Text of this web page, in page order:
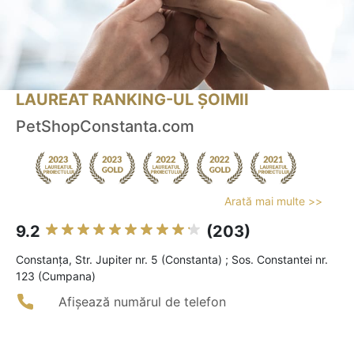
LAUREAT RANKING-UL ȘOIMII
PetShopConstanta.com
Arată mai multe >>
9.2 (203)
Constanţa, Str. Jupiter nr. 5 (Constanta) ; Sos. Constantei nr.
123 (Cumpana)
Afișează numărul de telefon